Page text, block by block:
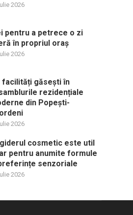
2026
pentru a petrece o zi
în propriul oraș
2026
facilități găsești în
rezidențiale
din Popești-
2026
cosmetic este util
pentru anumite formule
senzoriale
2026